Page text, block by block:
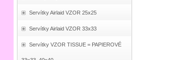
Servítky Airlaid VZOR 25x25
Servítky Airlaid VZOR 33x33
Servítky VZOR TISSUE = PAPIEROVÉ